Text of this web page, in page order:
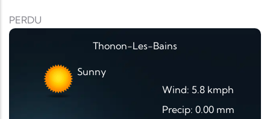
PERDU
Thonon-Les-Bains
Sunny
Wind: 5.8 kmph
Precip: 0.00 mm